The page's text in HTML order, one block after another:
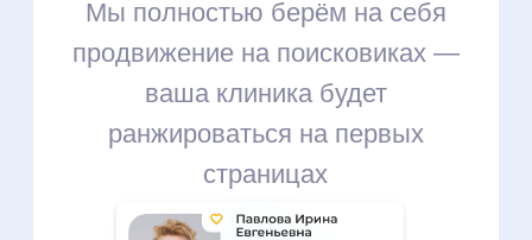
Уже 3000+ клиник
стали нашими
партнёрами